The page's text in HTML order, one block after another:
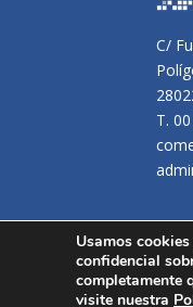
C/
T.
Distronica
Usamos
confidencial
completamente
visite nuestra